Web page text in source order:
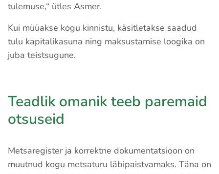
tulemuse,“ ütles Asmer.
Kui müüakse kogu kinnistu, käsitletakse saadud
tulu kapitalikasuna ning maksustamise loogika on
juba teistsugune.
Teadlik omanik teeb paremaid
otsuseid
Metsaregister ja korrektne dokumentatsioon on
muutnud kogu metsaturu läbipaistvamaks. Täna on